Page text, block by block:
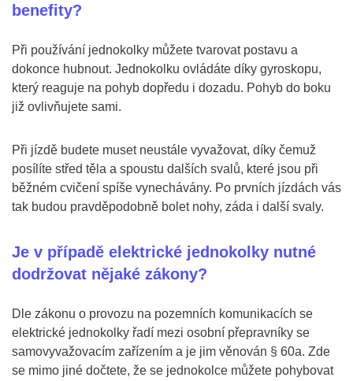
benefity?
Při používání jednokolky můžete tvarovat postavu a
dokonce hubnout. Jednokolku ovládáte díky gyroskopu,
který reaguje na pohyb dopředu i dozadu. Pohyb do boku
již ovlivňujete sami.
Při jízdě budete muset neustále vyvažovat, díky čemuž
posílíte střed těla a spoustu dalších svalů, které jsou při
běžném cvičení spíše vynechávány. Po prvních jízdách vás
tak budou pravděpodobně bolet nohy, záda i další svaly.
Je v případě elektrické jednokolky nutné
dodržovat nějaké zákony?
Dle zákonu o provozu na pozemních komunikacích se
elektrické jednokolky řadí mezi osobní přepravníky se
samovyvažovacím zařízením a je jim věnován § 60a. Zde
se mimo jiné dočtete, že se jednokolce můžete pohybovat